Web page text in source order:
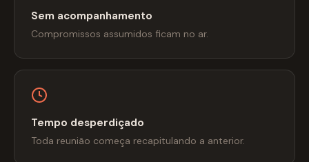
Sem acompanhamento
Compromissos assumidos ficam no ar.
Tempo desperdiçado
Toda reunião começa recapitulando a anterior.